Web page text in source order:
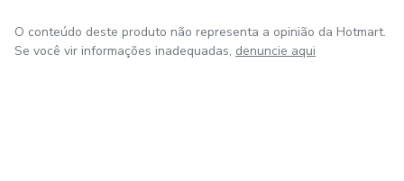
Dê o primeiro passo para transformar seu relacionamento.
💖 Reconectar-se nunca foi tão acessível e poderoso!
O conteúdo deste produto não representa a opinião da Hotmart.
Se você vir informações inadequadas, denuncie aqui